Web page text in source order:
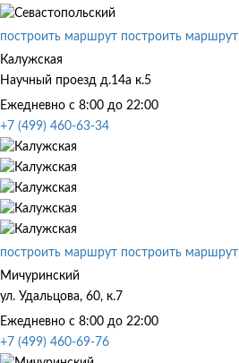
построить маршрут построить маршрут
Калужская
Научный проезд д.14а к.5
Ежедневно с 8:00 до 22:00
+7 (499) 460-63-34
построить маршрут построить маршрут
Мичуринский
ул. Удальцова, 60, к.7
Ежедневно с 8:00 до 22:00
+7 (499) 460-69-76